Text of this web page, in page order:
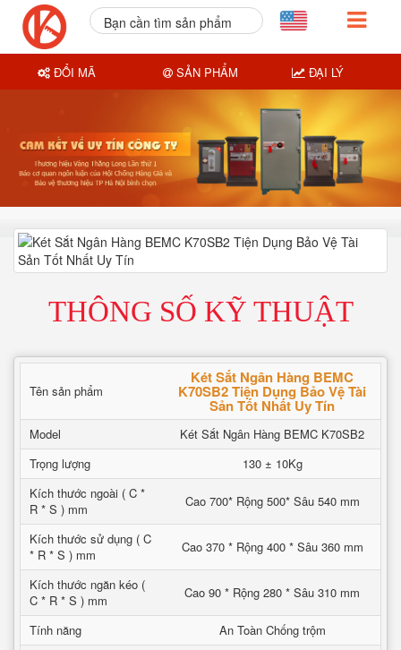
THÔNG SỐ KỸ THUẬT
Tên sản phẩm
Két Sắt Ngân Hàng BEMC
K70SB2 Tiện Dụng Bảo Vệ Tài
Sản Tốt Nhất Uy Tín
Model
Két Sắt Ngân Hàng BEMC K70SB2
Trọng lượng
130 ± 10Kg
Kích thước ngoài ( C *
R * S ) mm
Cao 700* Rộng 500* Sâu 540 mm
Kích thước sử dụng ( C
* R * S ) mm
Cao 370 * Rộng 400 * Sâu 360 mm
Kích thước ngăn kéo (
C * R * S ) mm
Cao 90 * Rộng 280 * Sâu 310 mm
Tính năng
An Toàn Chống trộm
Bạn cần tìm sản phẩm
ĐỔI MÃ SẢN PHẨM ĐẠI LÝ